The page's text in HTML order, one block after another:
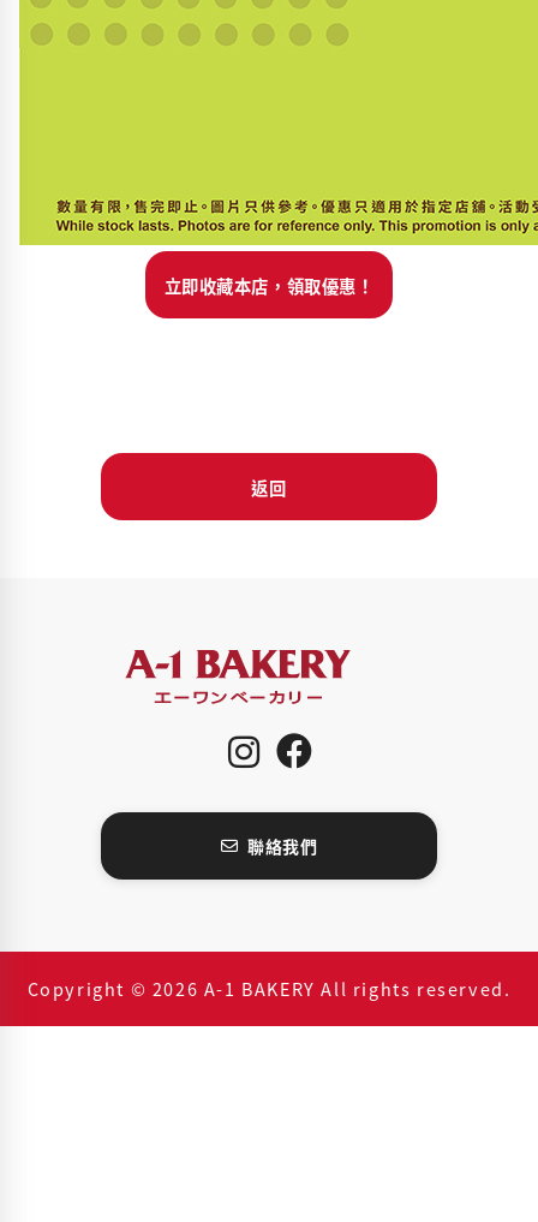
立即收藏本店，領取優惠！
返回
聯絡我們
Copyright © 2026 A-1 BAKERY All rights reserved.